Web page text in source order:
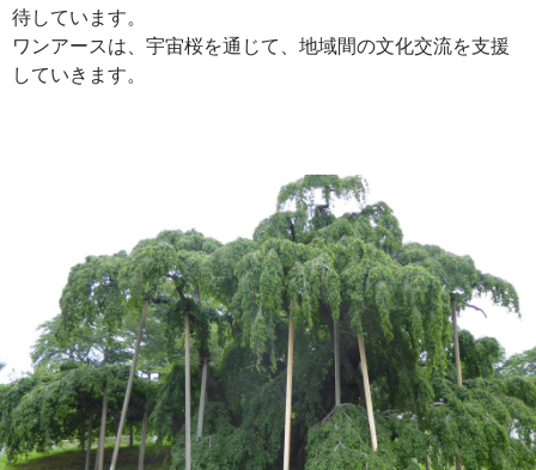
待しています。
ワンアースは、宇宙桜を通じて、地域間の文化交流を支援
していきます。